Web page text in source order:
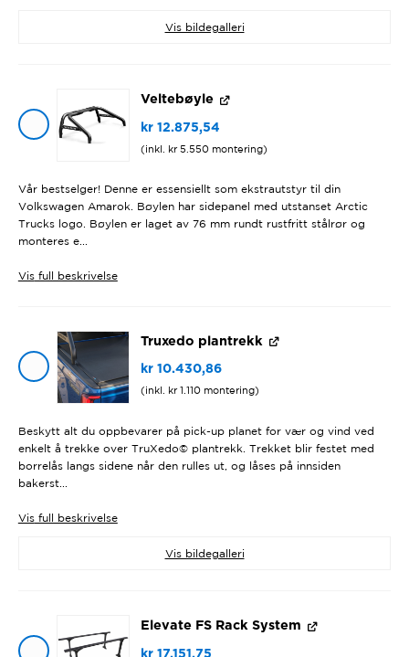
Vis bildegalleri
Veltebøyle
kr12.875,54
(inkl. kr5.550montering)
Vår bestselger! Denne er essensiellt som ekstrautstyr til din
Volkswagen Amarok. Bøylen har sidepanel med utstanset Arctic
Trucks logo. Bøylen er laget av 76 mm rundt rustfritt stålrør og
monteres e...
Visfull beskrivelse
Truxedo plantrekk
kr10.430,86
(inkl. kr1.110montering)
Beskytt alt du oppbevarer på pick-up planet for vær og vind ved
enkelt å trekke over TruXedo© plantrekk. Trekket blir festet med
borrelås langs sidene når den rulles ut, og låses på innsiden
bakerst...
Visfull beskrivelse
Vis bildegalleri
Elevate FS Rack System
kr17.151,75